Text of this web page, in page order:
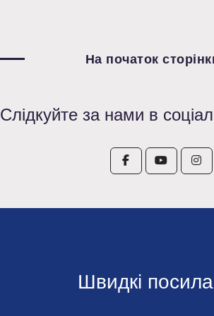
На початок
Слідкуйте за нами в
Швидкі